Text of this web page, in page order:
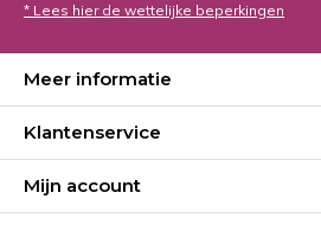
* Lees hier de wettelijke beperkingen
Meer informatie
Klantenservice
Mijn account